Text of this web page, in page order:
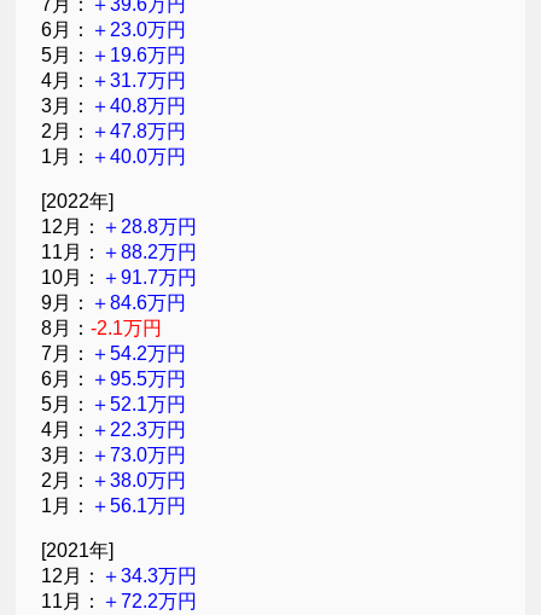
7月： ＋39.6万円
6月： ＋23.0万円
5月： ＋19.6万円
4月： ＋31.7万円
3月： ＋40.8万円
2月： ＋47.8万円
1月： ＋40.0万円
[2022年]
12月： ＋28.8万円
11月： ＋88.2万円
10月： ＋91.7万円
9月： ＋84.6万円
8月：-2.1万円
7月： ＋54.2万円
6月： ＋95.5万円
5月： ＋52.1万円
4月： ＋22.3万円
3月： ＋73.0万円
2月： ＋38.0万円
1月： ＋56.1万円
[2021年]
12月： ＋34.3万円
11月： ＋72.2万円